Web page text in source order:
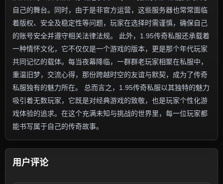
自己的舞台。同时，由于是非官方运营，这些服务器也常常面临
着版权、安全及稳定性等问题，玩家在选择时需谨慎，确保自己
的账号安全并遵守相关法律法规。 此外，1.95传奇私服还承载着
一种情怀文化，它不仅仅是一个游戏的版本，更是那个年代玩家
共同记忆的载体。每当夜幕降临，一群群老玩家相聚在私服中，
重温旧梦，交流心得，那份跨越时空的友谊与默契，成为了传奇
私服独有的魅力所在。 总而言之，1.95传奇私服以其独特的魅力
吸引着无数玩家，它既是对经典游戏的致敬，也是玩家个性化游
戏体验的追求。在这个充满未知与挑战的世界里，每一位玩家都
能书写属于自己的传奇故事。
用户评论